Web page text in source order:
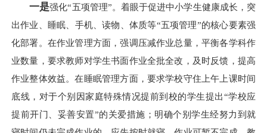
一是强化“五项管理”。着眼于促进中小学生健康成长，突
出作业、睡眠、手机、读物、体质等“五项管理”的核心要素强
化部署。在作业管理方面，强调压减作业总量，平衡各学科作
业数量，要求教师对学生书面作业全批全改，及时反馈，提高
作业整体效益。在睡眠管理方面，要求学校守住上午上课时间
底线，对于个别因家庭特殊情况提前到校的学生提出“学校应
提前开门、妥善安置”的关爱措施；明确个别学生经努力到就